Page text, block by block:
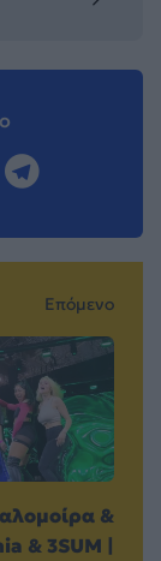
Επόμενο
&
& 3SUM |